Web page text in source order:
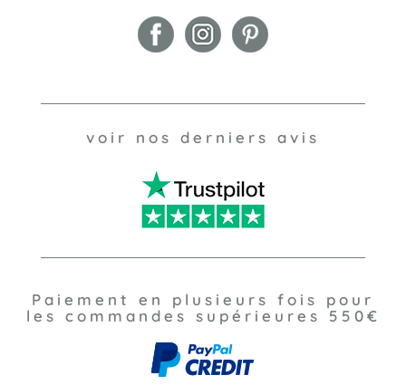
voir nos derniers avis
Paiement en plusieurs fois pour
les commandes supérieures 550€